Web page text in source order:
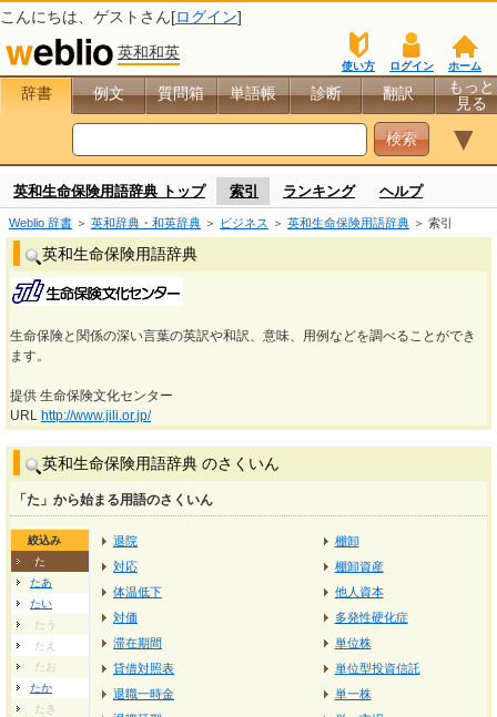
こんにちは、 ゲスト さん[ログイン]
英和和英
ホーム
ログイン
使い方
辞書 例文 質問箱 単語帳 診断 翻訳
もっと
見る
▼
英和生命保険用語辞典 トップ 索引 ランキング ヘルプ
Weblio 辞書 ＞ 英和辞典・和英辞典 ＞ ビジネス ＞ 英和生命保険用語辞典 ＞ 索引
英和生命保険用語辞典
生命保険と関係の深い言葉の英訳や和訳、意味、用例などを調べることができ
ます。
提供 生命保険文化センター
URL http://www.jili.or.jp/
英和生命保険用語辞典 のさくいん
「た」から始まる用語のさくいん
絞込み
た
たあ
たい
たう
たえ
たお
たか
たき
退院
対応
体温低下
対価
滞在期間
貸借対照表
退職一時金
棚卸
棚卸資産
他人資本
多発性硬化症
単位株
単位型投資信託
単一株